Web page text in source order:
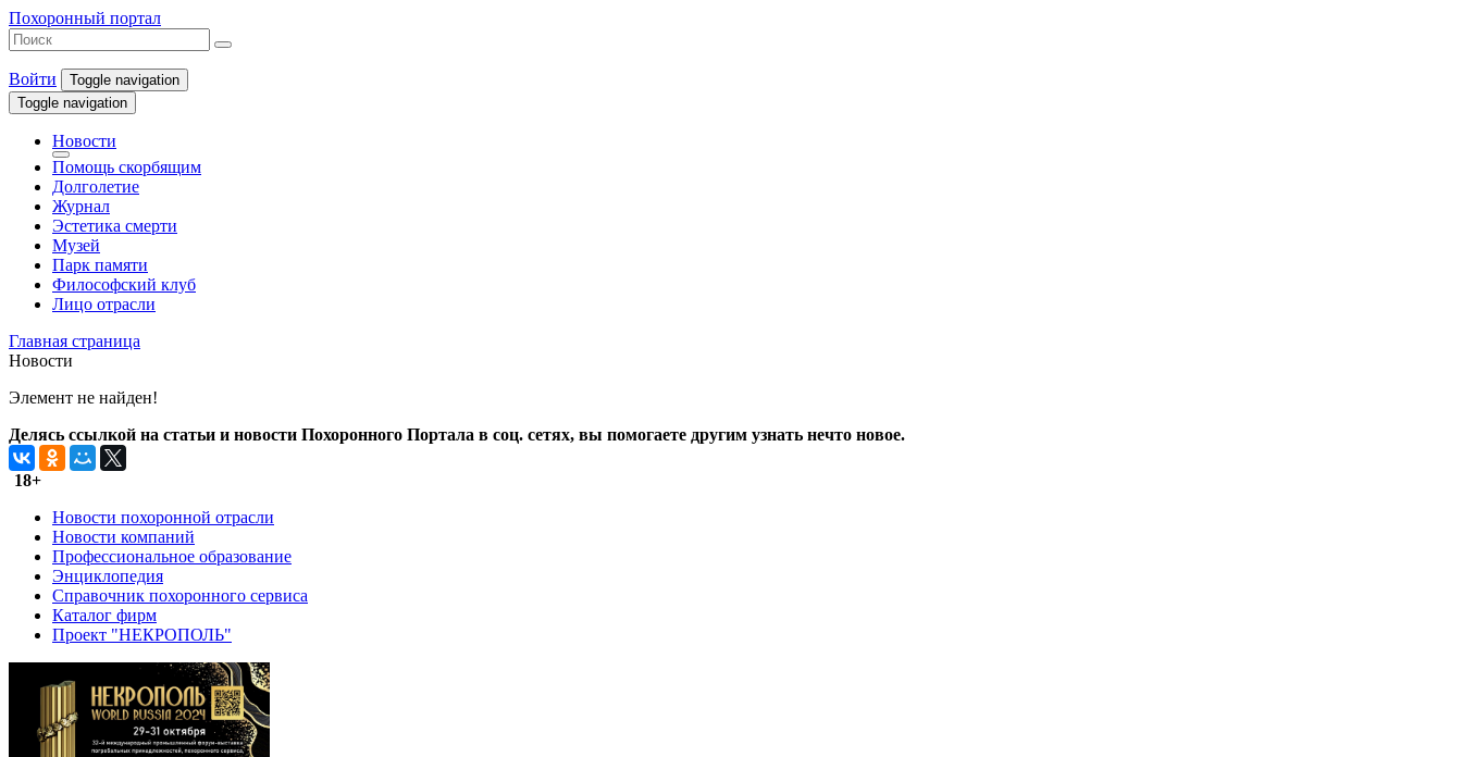
Похоронный портал
Войти
Toggle navigation
Toggle navigation
Новости
Помощь скорбящим
Долголетие
Журнал
Эстетика смерти
Музей
Парк памяти
Философский клуб
Лицо отрасли
Главная страница
Новости
Элемент не найден!
Делясь ссылкой на статьи и новости Похоронного Портала в соц. сетях, вы помогаете другим узнать нечто новое.
18+
Новости похоронной отрасли
Новости компаний
Профессиональное образование
Энциклопедия
Справочник похоронного сервиса
Каталог фирм
Проект "НЕКРОПОЛЬ"